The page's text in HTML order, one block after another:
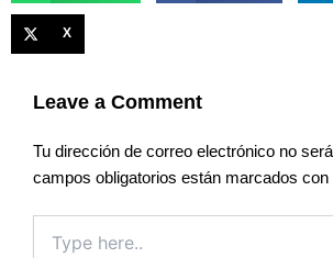
X
Leave a Comment
Tu dirección de correo electrónico no
campos obligatorios están marcados con
here..